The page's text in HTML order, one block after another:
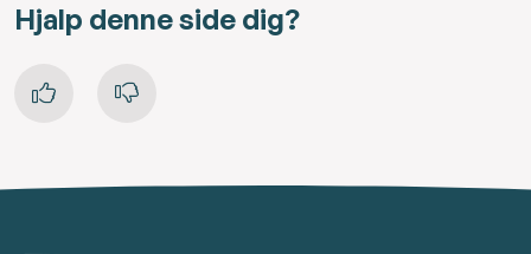
Hjalp denne side dig?